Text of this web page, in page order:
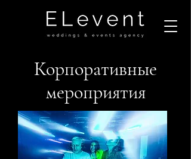
Корпоративные
мероприятия